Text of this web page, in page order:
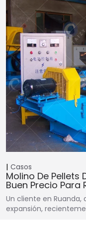
Casos
Molino De Pellets
Buen Precio Para
Un cliente en
expansión,